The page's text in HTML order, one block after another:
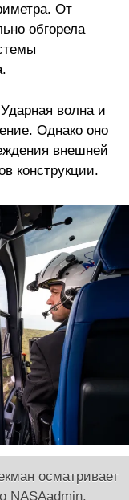
От
обгорела
волна и
Однако оно
внешней
конструкции.
осматривает
NASAadmin.